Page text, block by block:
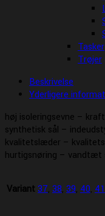
Tasker
Trøjer
Beskrivelse
Yderligere
høj isoleringsevne –
synthetisk sål –
kvalitetslæder –
hurtigsnøring – vandtæt
Variant 37, 38, 39, 40, 41